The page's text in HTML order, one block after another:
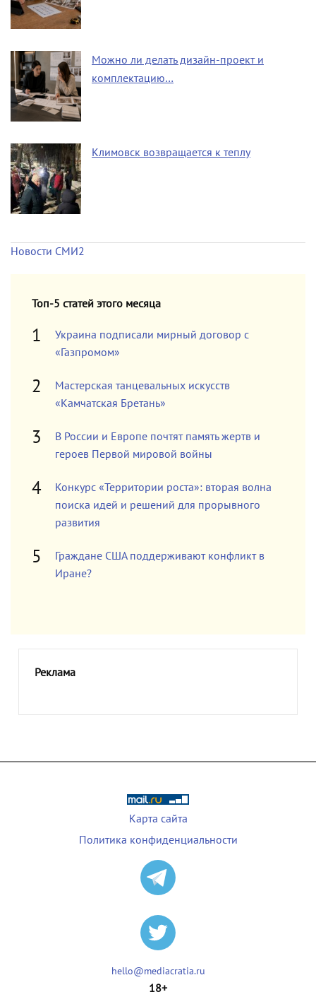
Можно ли делать дизайн-проект и
комплектацию…
Климовск возвращается к теплу
Новости СМИ2
Топ-5 статей этого месяца
Украина подписали мирный договор с
«Газпромом»
Мастерская танцевальных искусств
«Камчатская Бретань»
В России и Европе почтят память жертв и
героев Первой мировой войны
Конкурс «Территории роста»: вторая волна
поиска идей и решений для прорывного
развития
Граждане США поддерживают конфликт в
Иране?
Реклама
Карта сайта
Политика конфиденциальности
hello@mediacratia.ru
18+